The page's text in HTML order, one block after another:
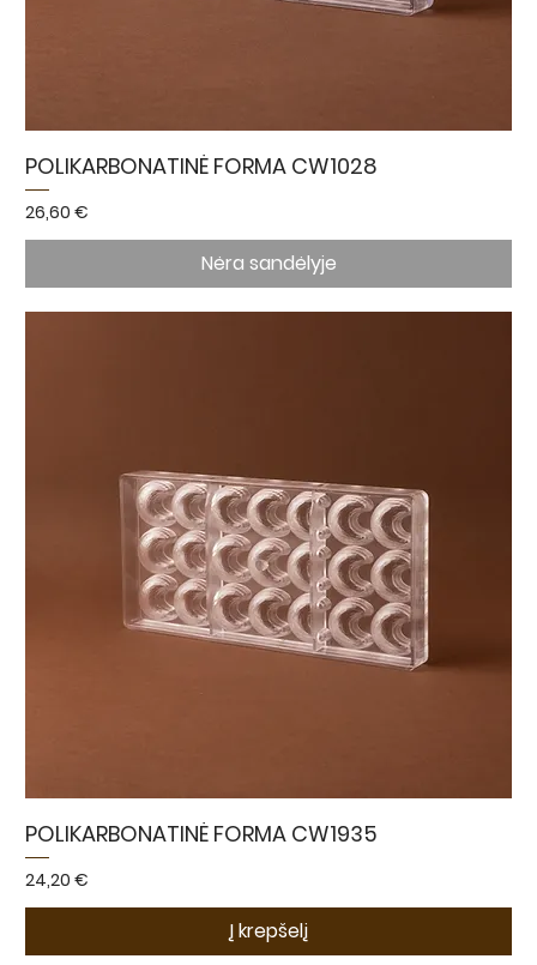
POLIKARBONATINĖ FORMA CW1028
Kaina
26,60 €
Nėra sandėlyje
POLIKARBONATINĖ FORMA CW1935
Kaina
24,20 €
Į krepšelį